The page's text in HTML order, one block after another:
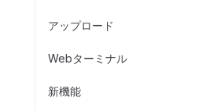
アップロード
Webターミナル
新機能